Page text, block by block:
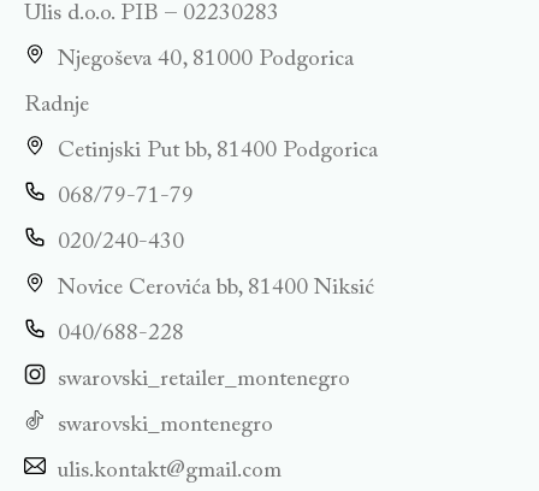
Ulis d.o.o. PIB – 02230283
Njegoševa 40, 81000 Podgorica
Radnje
Cetinjski Put bb, 81400 Podgorica
068/79-71-79
020/240-430
Novice Cerovića bb, 81400 Niksić
040/688-228
swarovski_retailer_montenegro
swarovski_montenegro
ulis.kontakt@gmail.com